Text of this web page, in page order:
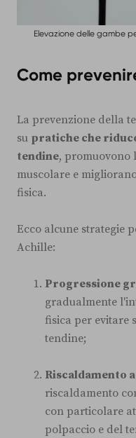
Elevazione delle gambe
Come
La prevenzione della
su pratiche che
tendine, promuovono
muscolare e
fisica.
Ecco alcune strategie
Achille:
Progressione
gradualmente
fisica per evitare
tendine;
Riscaldamento
riscaldamento
con particolare
polpaccio e del